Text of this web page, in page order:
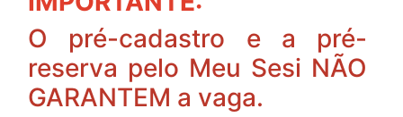
O pré-cadastro e a pré-
reserva pelo Meu Sesi NÃO
GARANTEM a vaga.